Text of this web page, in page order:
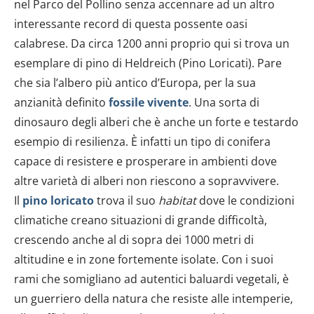
nel Parco del Pollino senza accennare ad un altro
interessante record di questa possente oasi
calabrese. Da circa 1200 anni proprio qui si trova un
esemplare di pino di Heldreich (Pino Loricati). Pare
che sia l’albero più antico d’Europa, per la sua
anzianità definito fossile vivente. Una sorta di
dinosauro degli alberi che è anche un forte e testardo
esempio di resilienza. È infatti un tipo di conifera
capace di resistere e prosperare in ambienti dove
altre varietà di alberi non riescono a sopravvivere.
Il pino loricatotrova il suo habitatdove le condizioni
climatiche creano situazioni di grande difficoltà,
crescendo anche al di sopra dei 1000 metri di
altitudine e in zone fortemente isolate. Con i suoi
rami che somigliano ad autentici baluardi vegetali, è
un guerriero della natura che resiste alle intemperie,